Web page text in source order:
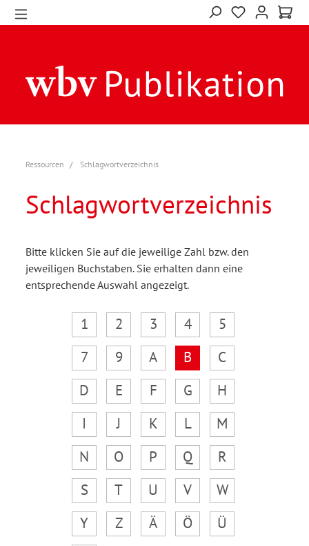
Ressourcen Schlagwortverzeichnis
Schlagwortverzeichnis
Bitte klicken Sie auf die jeweilige Zahl bzw. den
jeweiligen Buchstaben. Sie erhalten dann eine
entsprechende Auswahl angezeigt.
1 2 3 4
5
7
9 A B
C
D
E F G
H
I
J K L
M
N
O P Q
R
S
T U V
W
Y
Z Ä Ö
Ü